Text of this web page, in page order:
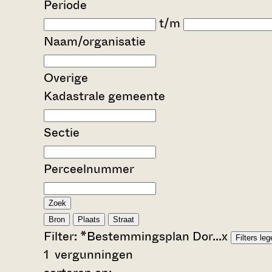
Periode
t/m
Naam/organisatie
Overige
Kadastrale gemeente
Sectie
Perceelnummer
Zoek
Bron
Plaats Straat
Filter: *Bestemmingsplan Dor...x Filters
1 vergunningen